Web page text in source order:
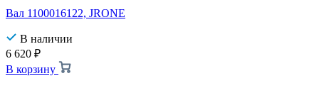
Вал 1100016122, JRONE
В наличии
6 620 ₽
В корзину